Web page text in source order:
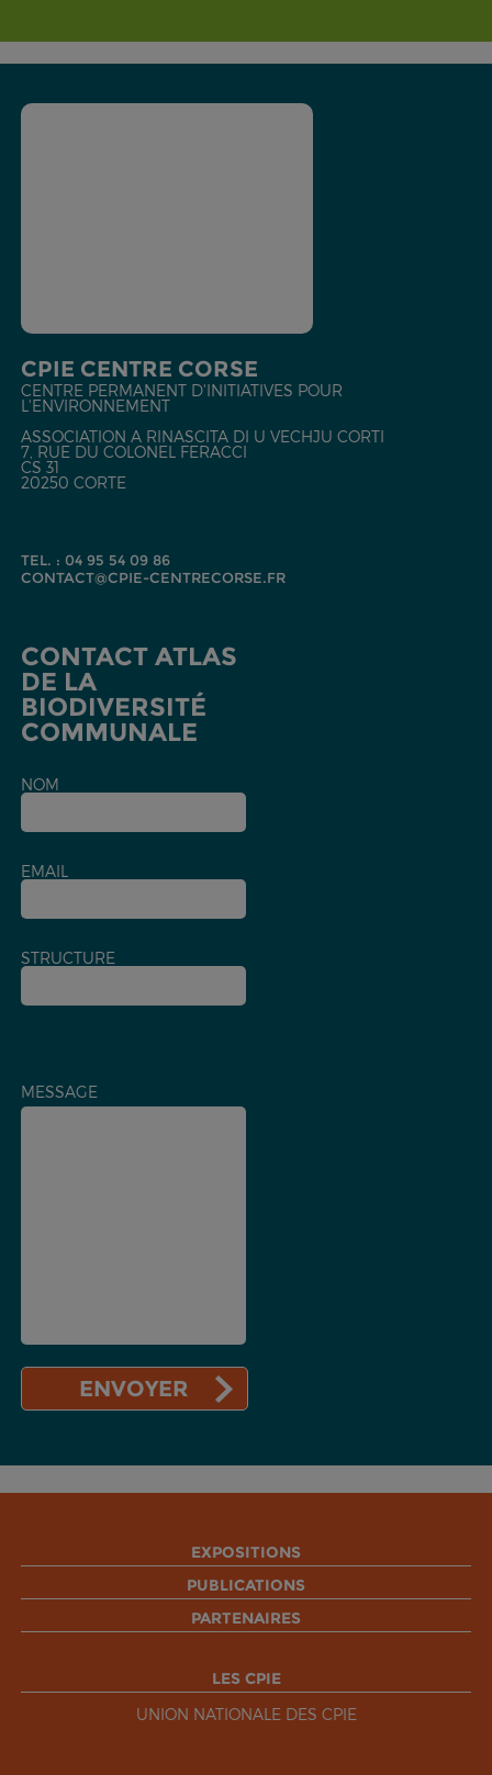
CPIE CENTRE CORSE
CENTRE PERMANENT D'INITIATIVES POUR
L'ENVIRONNEMENT
ASSOCIATION A RINASCITA DI U VECHJU CORTI
7, RUE DU COLONEL FERACCI
CS 31
20250 CORTE
TEL. : 04 95 54 09 86
CONTACT@CPIE-CENTRECORSE.FR
CONTACT ATLAS
DE LA
BIODIVERSITÉ
COMMUNALE
NOM
EMAIL
STRUCTURE
MESSAGE
EXPOSITIONS
PUBLICATIONS
PARTENAIRES
LES CPIE
UNION NATIONALE DES CPIE